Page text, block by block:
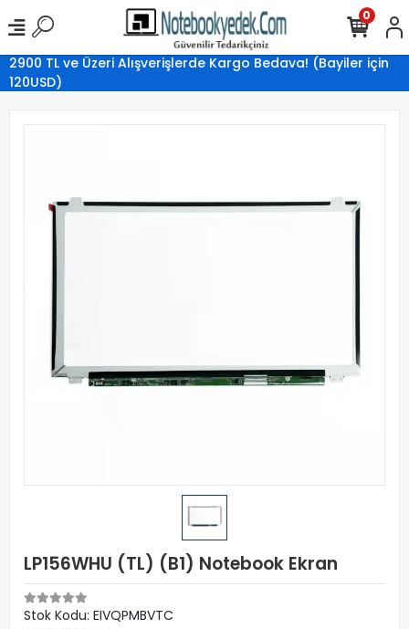
2900 TL ve Üzeri Alışverişlerde Kargo Bedava! (Bayiler için
120USD)
0
LP156WHU (TL) (B1) Notebook Ekran
Stok Kodu: EIVQPMBVTC